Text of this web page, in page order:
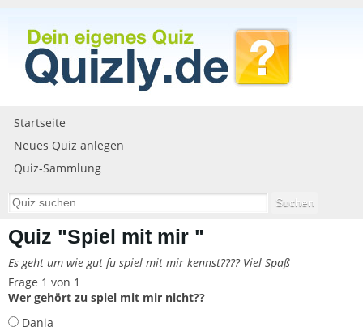
Startseite
Neues Quiz anlegen
Quiz-Sammlung
Quiz "Spiel mit mir "
Es geht um wie gut fu spiel mit mir kennst???? Viel Spaß
Frage 1 von 1
Wer gehört zu spiel mit mir nicht??
Dania